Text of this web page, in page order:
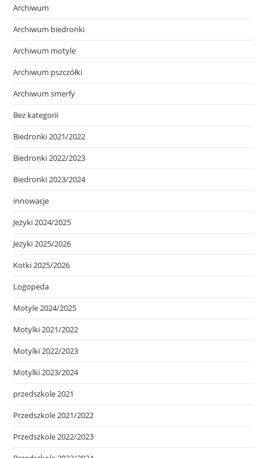
Archiwum
Archiwum biedronki
Archiwum motyle
Archiwum pszczółki
Archiwum smerfy
Bez kategorii
Biedronki 2021/2022
Biedronki 2022/2023
Biedronki 2023/2024
innowacje
Jeżyki 2024/2025
Jeżyki 2025/2026
Kotki 2025/2026
Logopeda
Motyle 2024/2025
Motylki 2021/2022
Motylki 2022/2023
Motylki 2023/2024
przedszkole 2021
Przedszkole 2021/2022
Przedszkole 2022/2023